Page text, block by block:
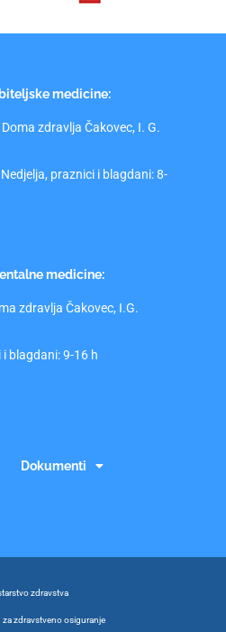
medicine:
zdravlja Čakovec, I. G.
praznici i blagdani: 8-
medicine:
zdravlja Čakovec, I.G.
blagdani: 9-16 h
Dokumenti
zdravstva
za zdravstveno osiguranje